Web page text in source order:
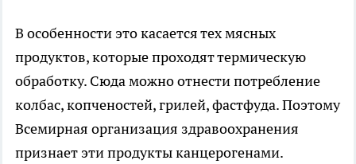
В особенности это касается тех мясных
продуктов, которые проходят термическую
обработку. Сюда можно отнести потребление
колбас, копченостей, грилей, фастфуда. Поэтому
Всемирная организация здравоохранения
признает эти продукты канцерогенами.